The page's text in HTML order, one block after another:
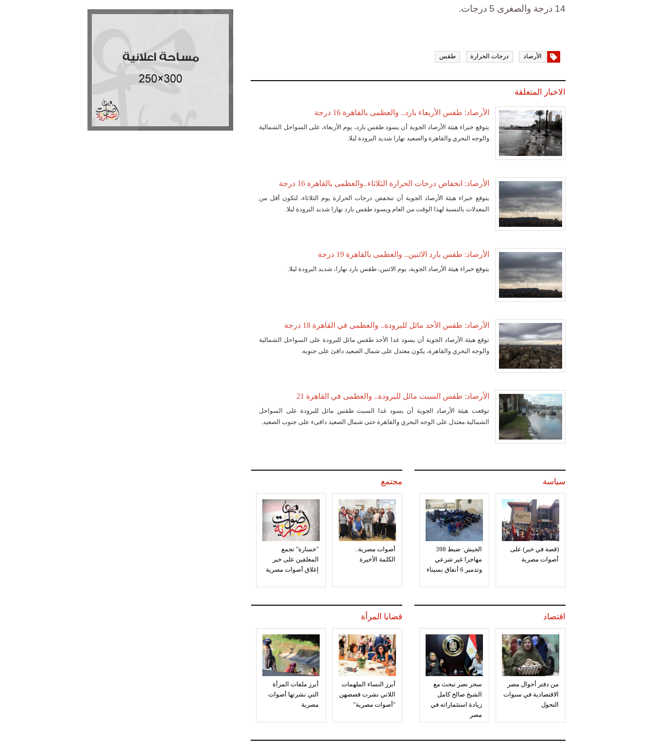
14 درجة والصغرى 5 درجات.
الأرصاد درجات الحرارة طقس
الاخبار المتعلقة
الأرصاد: طقس الأربعاء بارد.. والعظمى بالقاهرة 16 درجة
يتوقع خبراء هيئة الأرصاد الجوية أن يسود طقس بارد، يوم الأربعاء، على السواحل الشمالية
والوجه البحري والقاهرة والصعيد نهارا شديد البرودة ليلا.
الأرصاد: انخفاض درجات الحرارة الثلاثاء..والعظمى بالقاهرة 16 درجة
يتوقع خبراء هيئة الأرصاد الجوية أن تنخفض درجات الحرارة يوم الثلاثاء، لتكون أقل من
المعدلات بالنسبة لهذا الوقت من العام ويسود طقس بارد نهارا شديد البرودة ليلا.
الأرصاد: طقس بارد الاثنين.. والعظمى بالقاهرة 19 درجة
يتوقع خبراء هيئة الأرصاد الجوية، يوم الاثنين، طقس بارد نهارا، شديد البرودة ليلا.
الأرصاد: طقس الأحد مائل للبرودة.. والعظمى في القاهرة 18 درجة
توقع هيئة الأرصاد الجوية أن يسود غدا الأحد طقس مائل للبرودة على السواحل الشمالية
والوجه البحري والقاهرة، يكون معتدل على شمال الصعيد دافئ على جنوبه.
الأرصاد: طقس السبت مائل للبرودة.. والعظمى في القاهرة 21
توقعت هيئة الأرصاد الجوية أن يسود غدا السبت طقس مائل للبرودة على السواحل
الشمالية معتدل على الوجه البحري والقاهرة حتى شمال الصعيد دافىء على جنوب الصعيد.
سياسة
(قصة في خبر) على
أصوات مصرية
الجيش: ضبط 398
مهاجرا غير شرعي
وتدمير 6 أنفاق بسيناء
مجتمع
أصوات مصرية..
الكلمة الأخيرة
"خسارة" تجمع
المعلقين على خبر
إغلاق أصوات مصرية
اقتصاد
من دفتر أحوال مصر
الاقتصادية في سنوات
التحول
سحر نصر تبحث مع
الشيخ صالح كامل
زيادة استثماراته في
مصر
قضايا المرأة
أبرز النساء الملهمات
اللاتي نشرت قصصهن
"أصوات مصرية"
أبرز ملفات المرأة
التي نشرتها أصوات
مصرية